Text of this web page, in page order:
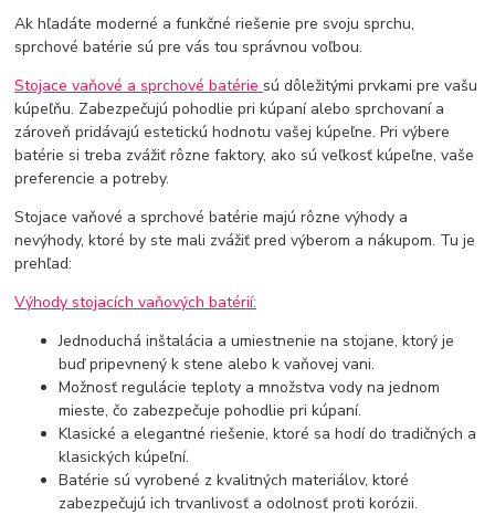
Ak hľadáte moderné a funkčné riešenie pre svoju sprchu,
sprchové batérie sú pre vás tou správnou voľbou.
Stojace vaňové a sprchové batérie sú dôležitými prvkami pre vašu
kúpeľňu. Zabezpečujú pohodlie pri kúpaní alebo sprchovaní a
zároveň pridávajú estetickú hodnotu vašej kúpeľne. Pri výbere
batérie si treba zvážiť rôzne faktory, ako sú veľkosť kúpeľne, vaše
preferencie a potreby.
Stojace vaňové a sprchové batérie majú rôzne výhody a
nevýhody, ktoré by ste mali zvážiť pred výberom a nákupom. Tu je
prehľad:
Výhody stojacích vaňových batérií:
Jednoduchá inštalácia a umiestnenie na stojane, ktorý je
buď pripevnený k stene alebo k vaňovej vani.
Možnosť regulácie teploty a množstva vody na jednom
mieste, čo zabezpečuje pohodlie pri kúpaní.
Klasické a elegantné riešenie, ktoré sa hodí do tradičných a
klasických kúpeľní.
Batérie sú vyrobené z kvalitných materiálov, ktoré
zabezpečujú ich trvanlivosť a odolnosť proti korózii.